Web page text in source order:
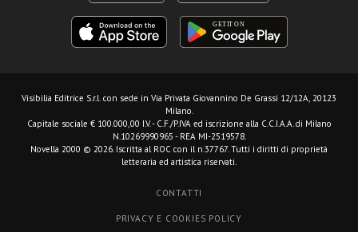
Visibilia Editrice S.r.l. con sede in Via Privata Giovannino De Grassi 12/12A, 20123
Milano.
Capitale sociale € 100.000,00 I.V. - C.F./P.IVA ed iscrizione alla C.C.I.A.A. di Milano
N.10269990965 - REA MI-2519578.
Novella 2000 © 2026. Iscritta al ROC con il n.37767. Tutti i diritti di proprietà
letteraria ed artistica riservati.
CONTATTI
PRIVACY E COOKIES POLICY